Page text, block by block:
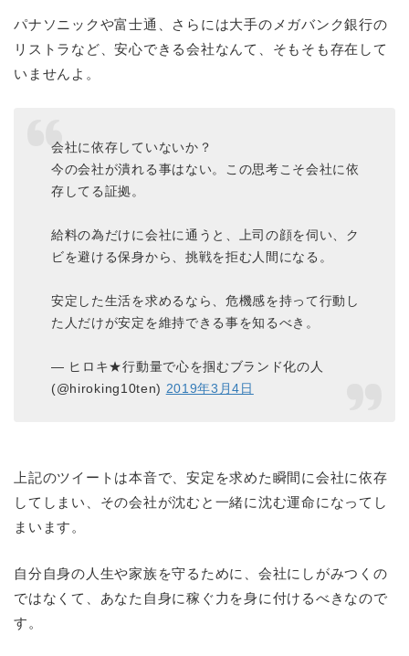
パナソニックや富士通、さらには大手のメガバンク銀行の
リストラなど、安心できる会社なんて、そもそも存在して
いませんよ。
会社に依存していないか？
今の会社が潰れる事はない。この思考こそ会社に依
存してる証拠。
給料の為だけに会社に通うと、上司の顔を伺い、ク
ビを避ける保身から、挑戦を拒む人間になる。
安定した生活を求めるなら、危機感を持って行動し
た人だけが安定を維持できる事を知るべき。
— ヒロキ★行動量で心を掴むブランド化の人
(@hiroking10ten) 2019年3月4日
上記のツイートは本音で、安定を求めた瞬間に会社に依存
してしまい、その会社が沈むと一緒に沈む運命になってし
まいます。
自分自身の人生や家族を守るために、会社にしがみつくの
ではなくて、あなた自身に稼ぐ力を身に付けるべきなので
す。